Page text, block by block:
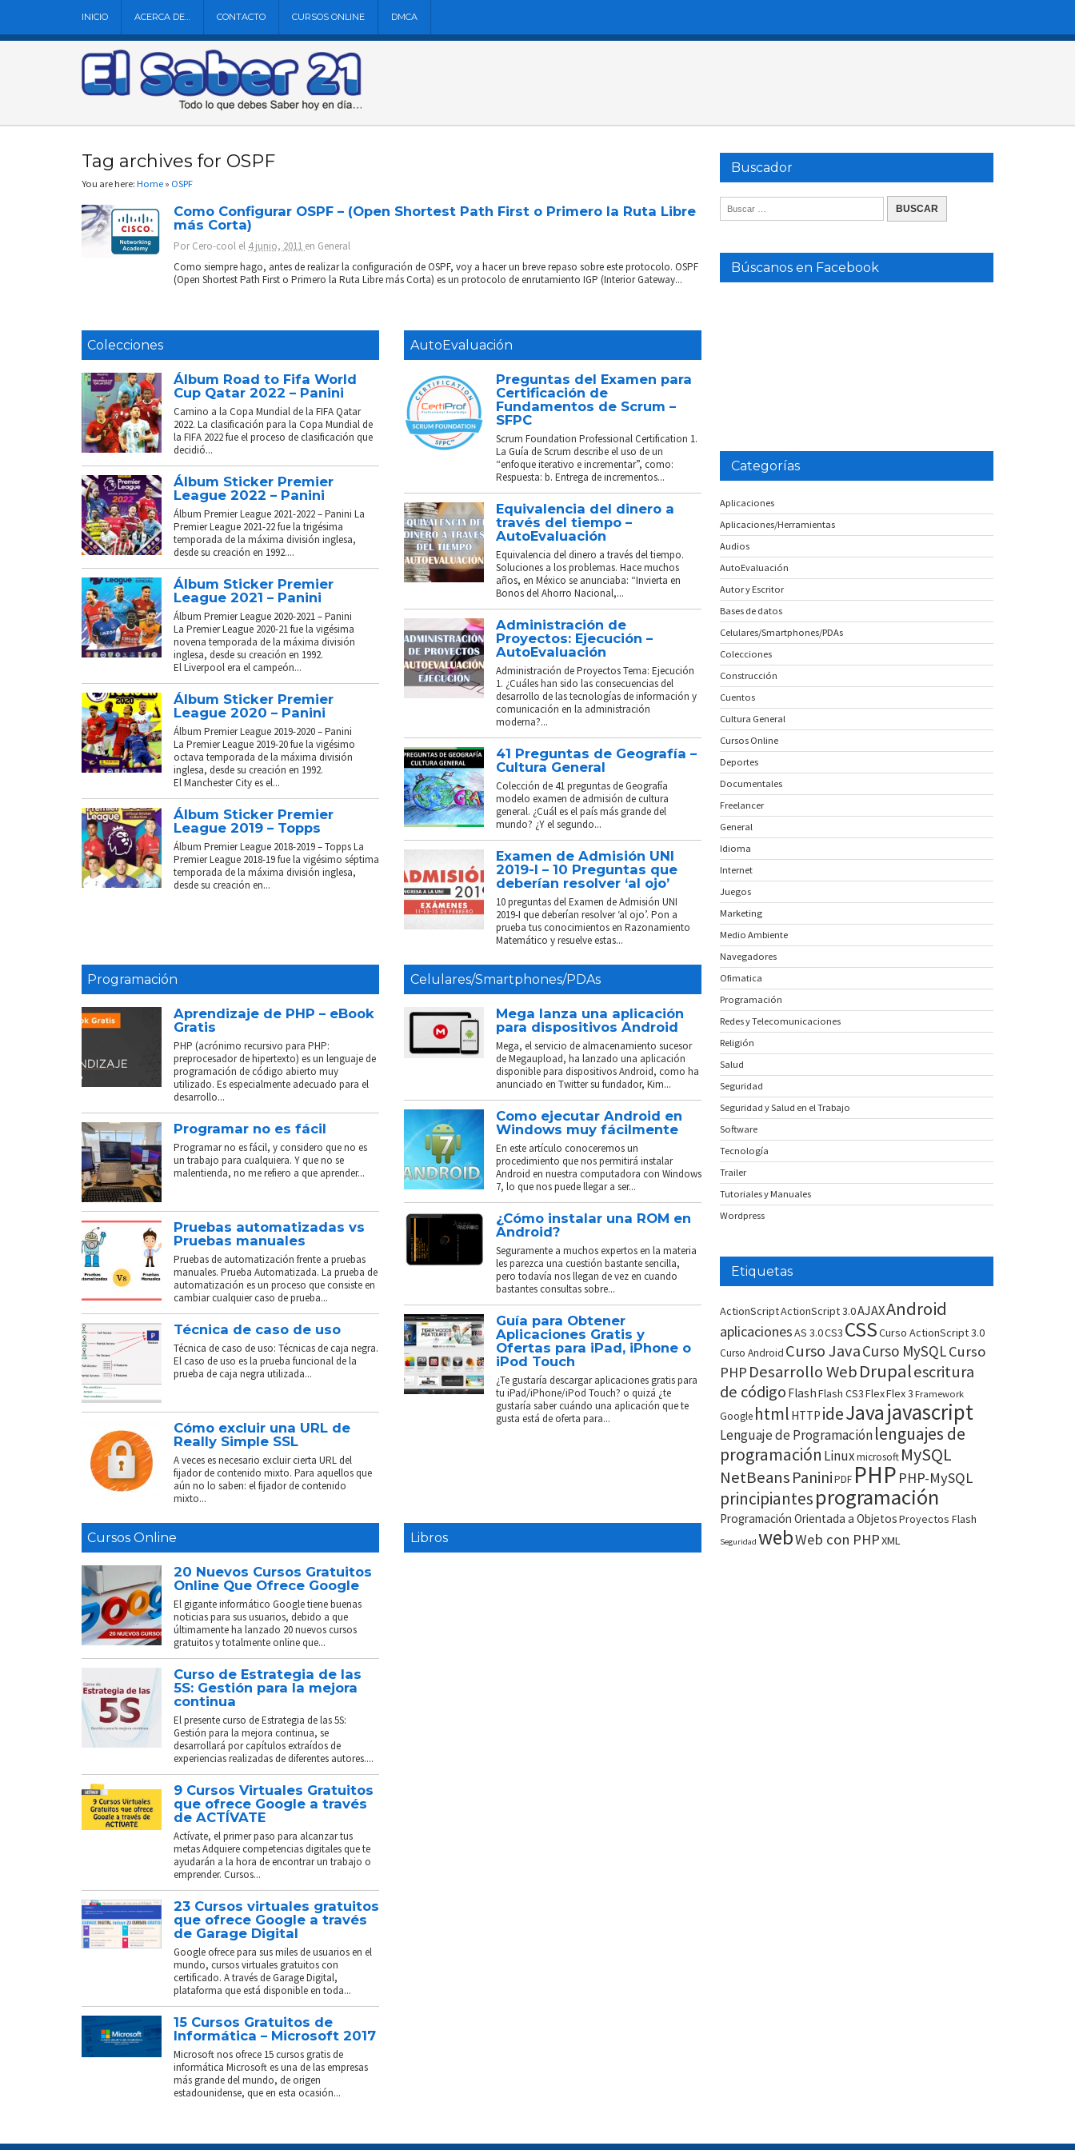
INICIO ACERCA DE… CONTACTO CURSOS ONLINE DMCA
Tag archives for OSPF
You are here: Home » OSPF
Como Configurar OSPF – (Open Shortest Path First o Primero la Ruta Libre
más Corta)
PorCero-cool el 4 junio, 2011 en General
Como siempre hago, antes de realizar la configuración de OSPF, voy a hacer un breve repaso sobre este protocolo. OSPF
(Open Shortest Path First o Primero la Ruta Libre más Corta) es un protocolo de enrutamiento IGP (Interior Gateway...
Colecciones
Álbum Road to Fifa World
Cup Qatar 2022 – Panini
Camino a la Copa Mundial de la FIFA Qatar
2022. La clasificación para la Copa Mundial de
la FIFA 2022 fue el proceso de clasificación que
decidió...
Álbum Sticker Premier
League 2022 – Panini
Álbum Premier League 2021-2022 – Panini La
Premier League 2021-22 fue la trigésima
temporada de la máxima división inglesa,
desde su creación en 1992....
Álbum Sticker Premier
League 2021 – Panini
Álbum Premier League 2020-2021 – Panini
La Premier League 2020-21 fue la vigésima
novena temporada de la máxima división
inglesa, desde su creación en 1992.
El Liverpool era el campeón...
Álbum Sticker Premier
League 2020 – Panini
Álbum Premier League 2019-2020 – Panini
La Premier League 2019-20 fue la vigésimo
octava temporada de la máxima división
inglesa, desde su creación en 1992.
El Manchester City es el...
Álbum Sticker Premier
League 2019 – Topps
Álbum Premier League 2018-2019 – Topps La
Premier League 2018-19 fue la vigésimo séptima
temporada de la máxima división inglesa,
desde su creación en...
AutoEvaluación
Preguntas del Examen para
Certificación de
Fundamentos de Scrum –
SFPC
Scrum Foundation Professional Certification 1.
La Guía de Scrum describe el uso de un
“enfoque iterativo e incrementar”, como:
Respuesta: b. Entrega de incrementos...
Equivalencia del dinero a
través del tiempo –
AutoEvaluación
Equivalencia del dinero a través del tiempo.
Soluciones a los problemas. Hace muchos
años, en México se anunciaba: “Invierta en
Bonos del Ahorro Nacional,...
Administración de
Proyectos: Ejecución –
AutoEvaluación
Administración de Proyectos Tema: Ejecución
1. ¿Cuáles han sido las consecuencias del
desarrollo de las tecnologías de información y
comunicación en la administración
moderna?...
41 Preguntas de Geografía –
Cultura General
Colección de 41 preguntas de Geografía
modelo examen de admisión de cultura
general. ¿Cuál es el país más grande del
mundo? ¿Y el segundo...
Examen de Admisión UNI
2019-I – 10 Preguntas que
deberían resolver ‘al ojo’
10 preguntas del Examen de Admisión UNI
2019-I que deberían resolver ‘al ojo’. Pon a
prueba tus conocimientos en Razonamiento
Matemático y resuelve estas...
Programación
Aprendizaje de PHP – eBook
Gratis
PHP (acrónimo recursivo para PHP:
preprocesador de hipertexto) es un lenguaje de
programación de código abierto muy
utilizado. Es especialmente adecuado para el
desarrollo...
Programar no es fácil
Programar no es fácil, y considero que no es
un trabajo para cualquiera. Y que no se
malentienda, no me refiero a que aprender...
Pruebas automatizadas vs
Pruebas manuales
Pruebas de automatización frente a pruebas
manuales. Prueba Automatizada. La prueba de
automatización es un proceso que consiste en
cambiar cualquier caso de prueba...
Técnica de caso de uso
Técnica de caso de uso: Técnicas de caja negra.
El caso de uso es la prueba funcional de la
prueba de caja negra utilizada...
Cómo excluir una URL de
Really Simple SSL
A veces es necesario excluir cierta URL del
fijador de contenido mixto. Para aquellos que
aún no lo saben: el fijador de contenido
mixto...
Celulares/Smartphones/PDAs
Mega lanza una aplicación
para dispositivos Android
Mega, el servicio de almacenamiento sucesor
de Megaupload, ha lanzado una aplicación
disponible para dispositivos Android, como ha
anunciado en Twitter su fundador, Kim...
Como ejecutar Android en
Windows muy fácilmente
En este artículo conoceremos un
procedimiento que nos permitirá instalar
Android en nuestra computadora con Windows
7, lo que nos puede llegar a ser...
¿Cómo instalar una ROM en
Android?
Seguramente a muchos expertos en la materia
les parezca una cuestión bastante sencilla,
pero todavía nos llegan de vez en cuando
bastantes consultas sobre...
Guía para Obtener
Aplicaciones Gratis y
Ofertas para iPad, iPhone o
iPod Touch
¿Te gustaría descargar aplicaciones gratis para
tu iPad/iPhone/iPod Touch? o quizá ¿te
gustaría saber cuándo una aplicación que te
gusta está de oferta para...
Cursos Online
20 Nuevos Cursos Gratuitos
Online Que Ofrece Google
El gigante informático Google tiene buenas
noticias para sus usuarios, debido a que
últimamente ha lanzado 20 nuevos cursos
gratuitos y totalmente online que...
Curso de Estrategia de las
5S: Gestión para la mejora
continua
El presente curso de Estrategia de las 5S:
Gestión para la mejora continua, se
desarrollará por capítulos extraídos de
experiencias realizadas de diferentes autores....
9 Cursos Virtuales Gratuitos
que ofrece Google a través
de ACTÍVATE
Actívate, el primer paso para alcanzar tus
metas Adquiere competencias digitales que te
ayudarán a la hora de encontrar un trabajo o
emprender. Cursos...
23 Cursos virtuales gratuitos
que ofrece Google a través
de Garage Digital
Google ofrece para sus miles de usuarios en el
mundo, cursos virtuales gratuitos con
certificado. A través de Garage Digital,
plataforma que está disponible en toda...
15 Cursos Gratuitos de
Informática – Microsoft 2017
Microsoft nos ofrece 15 cursos gratis de
informática Microsoft es una de las empresas
más grande del mundo, de origen
estadounidense, que en esta ocasión...
Libros
Buscador
Búscanos en Facebook
Categorías
Aplicaciones
Aplicaciones/Herramientas
Audios
AutoEvaluación
Autor y Escritor
Bases de datos
Celulares/Smartphones/PDAs
Colecciones
Construcción
Cuentos
Cultura General
Cursos Online
Deportes
Documentales
Freelancer
General
Idioma
Internet
Juegos
Marketing
Medio Ambiente
Navegadores
Ofimatica
Programación
Redes y Telecomunicaciones
Religión
Salud
Seguridad
Seguridad y Salud en el Trabajo
Software
Tecnología
Trailer
Tutoriales y Manuales
Wordpress
Etiquetas
ActionScriptActionScript 3.0AJAXAndroid
aplicacionesAS 3.0CS3 CSSCurso ActionScript 3.0
Curso Android Curso JavaCurso MySQLCurso
PHP Desarrollo WebDrupalescritura
de código FlashFlash CS3FlexFlex 3 Framework
Google html HTTP ideJavajavascript
Lenguaje de Programaciónlenguajes de
programación Linuxmicrosoft MySQL
NetBeans PaniniPDF PHP PHP-MySQL
principiantesprogramación
Programación Orientada a ObjetosProyectos Flash
Seguridad webWeb con PHPXML